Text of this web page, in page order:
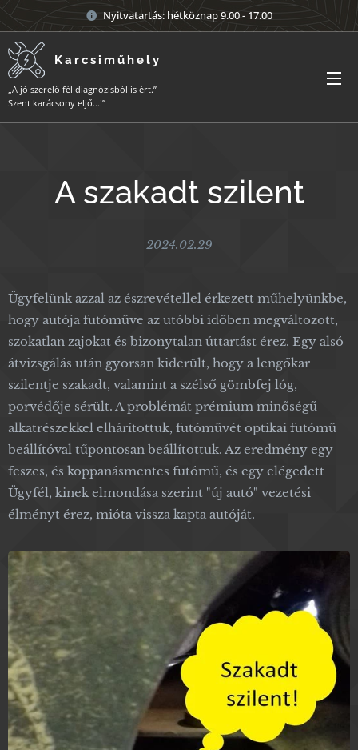
Nyitvatartás: hétköznap 9.00 - 17.00
Karcsiműhely
„A jó szerelő fél diagnózisból is ért.”
Szent karácsony eljő...!”
A szakadt szilent
2024.02.29
Ügyfelünk azzal az észrevétellel érkezett műhelyünkbe,
hogy autója futóműve az utóbbi időben megváltozott,
szokatlan zajokat és bizonytalan úttartást érez. Egy alsó
átvizsgálás után gyorsan kiderült, hogy a lengőkar
szilentje szakadt, valamint a szélső gömbfej lóg,
porvédője sérült. A problémát prémium minőségű
alkatrészekkel elhárítottuk, futóművét optikai futómű
beállítóval tűpontosan beállítottuk. Az eredmény egy
feszes, és koppanásmentes futómű, és egy elégedett
Ügyfél, kinek elmondása szerint "új autó" vezetési
élményt érez, mióta vissza kapta autóját.